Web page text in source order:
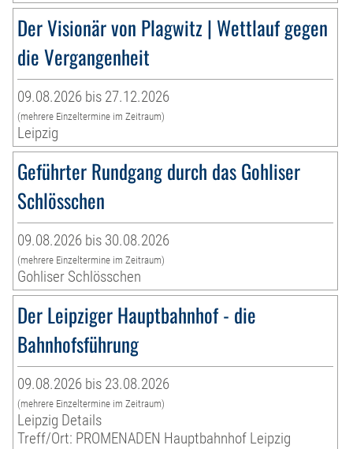
Der Visionär von Plagwitz | Wettlauf gegen
die Vergangenheit
09.08.2026 bis 27.12.2026
(mehrere Einzeltermine im Zeitraum)
Leipzig
Geführter Rundgang durch das Gohliser
Schlösschen
09.08.2026 bis 30.08.2026
(mehrere Einzeltermine im Zeitraum)
Gohliser Schlösschen
Der Leipziger Hauptbahnhof - die
Bahnhofsführung
09.08.2026 bis 23.08.2026
(mehrere Einzeltermine im Zeitraum)
Leipzig Details
Treff/Ort: PROMENADEN Hauptbahnhof Leipzig